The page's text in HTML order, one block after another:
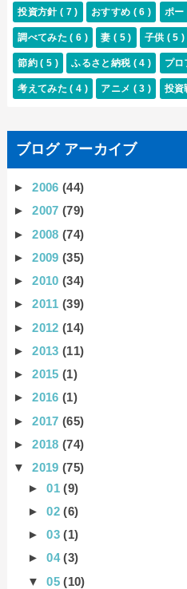
投資方針( 7 ) おすすめ ( 6 ) ポー
調べてみた( 6 ) 妻 ( 5 ) 子供 ( 5 )
節約( 5 ) ふるさと納税 ( 4 ) プロ
考えてみた( 4 ) アニメ ( 3 ) 投
ブログ アーカイブ
►2006(44)
►2007(79)
►2008(74)
►2009(35)
►2010(34)
►2011(39)
►2012(14)
►2013(11)
►2015(1)
►2016(1)
►2017(65)
►2018(74)
▼2019(75)
►01(9)
►02(6)
►03(1)
►04(3)
▼05(10)